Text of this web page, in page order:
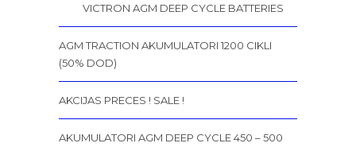
VICTRON AGM DEEP CYCLE BATTERIES
AGM TRACTION AKUMULATORI 1200 CIKLI
(50% DOD)
AKCIJAS PRECES ! SALE !
AKUMULATORI AGM DEEP CYCLE 450 – 500